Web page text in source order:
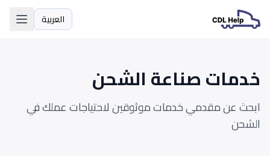
العربية
اللغة
خدمات صناعة الشحن
ابحث عن مقدمي خدمات موثوقين لاحتياجات عملك في
الشحن